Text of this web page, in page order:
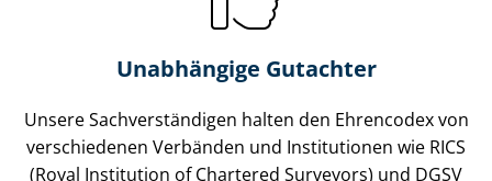
Unabhängige Gutachter
Unsere Sach­ver­stän­di­gen halten den Ehrencodex von
verschiedenen Verbänden und Institutionen wie RICS
(Royal Institution of Chartered Surveyors) und DGSV